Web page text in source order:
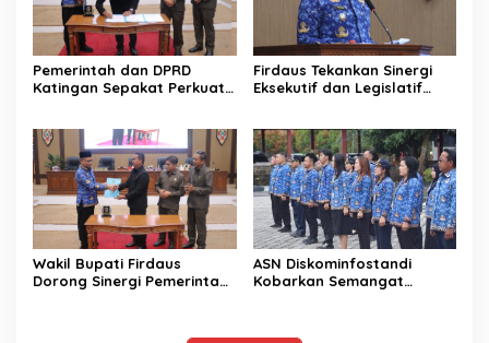
Pemerintah dan DPRD
Katingan Sepakat Perkuat
Firdaus Tekankan Sinergi
Eksekutif dan Legislatif
Wakil Bupati Firdaus
Dorong Sinergi Pemerintah
ASN Diskominfostandi
Kobarkan Semangat